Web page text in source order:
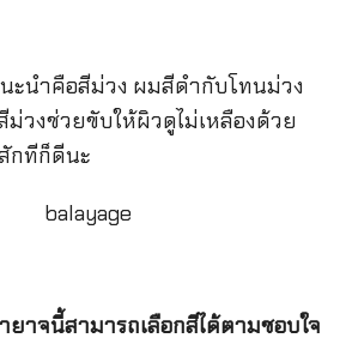
ะนำคือสีม่วง ผมสีดำกับโทนม่วง
วงช่วยขับให้ผิวดูไม่เหลืองด้วย
กทีก็ดีนะ
าจนี้สามารถเลือกสีได้ตามชอบใจ